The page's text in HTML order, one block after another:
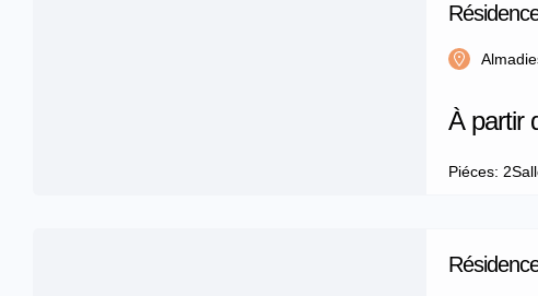
Piéces: 2
À partir